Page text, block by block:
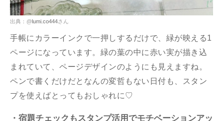
出典：@lumi.co444さん
手帳にカラーインクで一押しするだけで、緑が映える1
ページになっています。緑の葉の中に赤い実が描き込
まれていて、ページデザインのようにも見えますね。
ペンで書くだけだとなんの変哲もない日付も、スタン
プを使えばとってもおしゃれに♡
・宿題チェックもスタンプ活用でモチベーションアッ